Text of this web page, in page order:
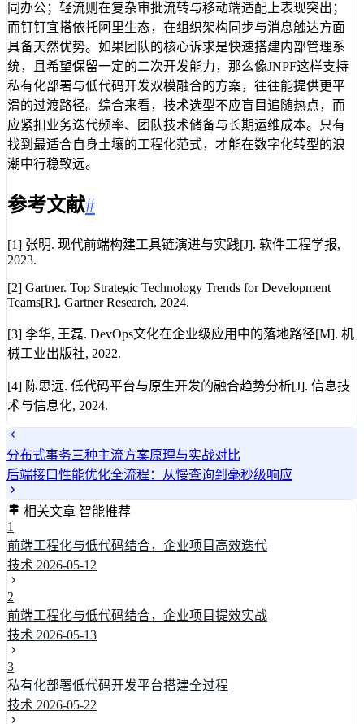
同办公；轻流则在复杂审批流转与移动端适配上表现突出；
而钉钉宜搭依托阿里生态，在组织架构同步与消息触达方面
具备天然优势。如果团队的核心诉求是快速搭建内部管理系
统，且希望保留一定的二次开发能力，那么像JNPF这样支持
私有化部署与低代码开发双模融合的方案，往往能提供更平
滑的过渡路径。综合来看，技术选型不应盲目追随热点，而
应紧扣业务迭代频率、团队技术储备与长期运维成本。只有
找到最适合自身土壤的工程化范式，才能在数字化转型的浪
潮中行稳致远。
参考文献#
[1] 张明. 现代前端构建工具链演进与实践[J]. 软件工程学报,
2023.
[2] Gartner. Top Strategic Technology Trends for Development
Teams[R]. Gartner Research, 2024.
[3] 李华, 王磊. DevOps文化在企业级应用中的落地路径[M]. 机
械工业出版社, 2022.
[4] 陈思远. 低代码平台与原生开发的融合趋势分析[J]. 信息技
术与信息化, 2024.
分布式事务三种主流方案原理与实战对比
后端接口性能优化全流程：从慢查询到毫秒级响应
相关文章 智能推荐
1
前端工程化与低代码结合，企业项目高效迭代
技术 2026-05-12
2
前端工程化与低代码结合，企业项目提效实战
技术 2026-05-13
3
私有化部署低代码开发平台搭建全过程
技术 2026-05-22